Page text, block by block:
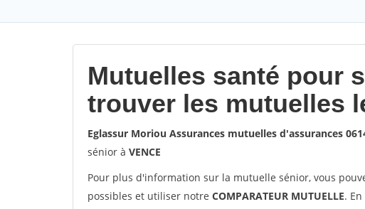
Mutuelles santé pour
trouver les mutuelles
Eglassur Moriou Assurances mutuelles d'assurances
sénior à VENCE
Pour plus d'information sur la mutuelle sénior, vous
possibles et utiliser notre COMPARATEUR MUTUELLE.